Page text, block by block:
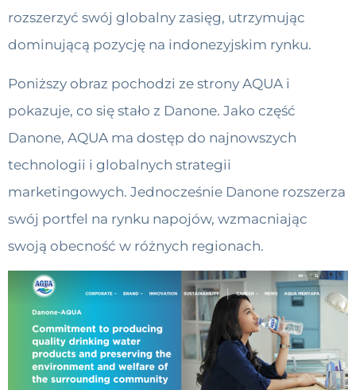
rozszerzyć swój globalny zasięg, utrzymując
dominującą pozycję na indonezyjskim rynku.
Poniższy obraz pochodzi ze strony AQUA i
pokazuje, co się stało z Danone. Jako część
Danone, AQUA ma dostęp do najnowszych
technologii i globalnych strategii
marketingowych. Jednocześnie Danone rozszerza
swój portfel na rynku napojów, wzmacniając
swoją obecność w różnych regionach.